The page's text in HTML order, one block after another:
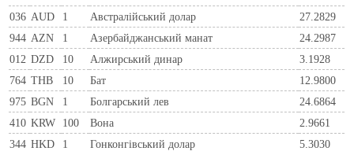
036 AUD 1 Австралійський долар
27.2829
944 AZN 1 Азербайджанський манат
24.2987
012 DZD 10 Алжирський динар
3.1928
764 THB 10 Бат
12.9800
975 BGN 1 Болгарський лев
24.6864
410 KRW 100 Вона
2.9661
344 HKD 1 Гонконгівський долар
5.3030